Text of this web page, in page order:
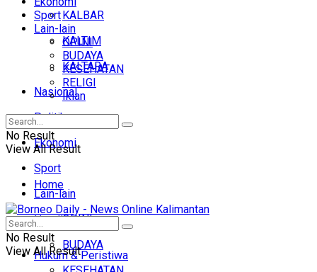
KALBAR
KALTIM
KALTARA
Nasional
Politik
Ekonomi
Sport
Lain-lain
OPINI
BUDAYA
Sport
Lain-lain
OPINI
BUDAYA
KESEHATAN
RELIGI
Iklan
No Result
View All Result
Home
Headline
Hukum & Peristiwa
No Result
View All Result